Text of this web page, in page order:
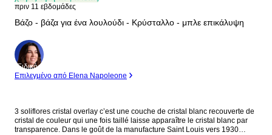
πριν 11 εβδομάδες
Βάζο - βάζα για ένα λουλούδι - Κρύσταλλο - μπλε επικάλυψη
Ειδικός
Επιλεγμένο από Elena Napoleone
3 soliflores cristal overlay c’est une couche de cristal blanc recouverte de
cristal de couleur qui une fois taillé laisse apparaître le cristal blanc par
transparence. Dans le goût de la manufacture Saint Louis vers 1930